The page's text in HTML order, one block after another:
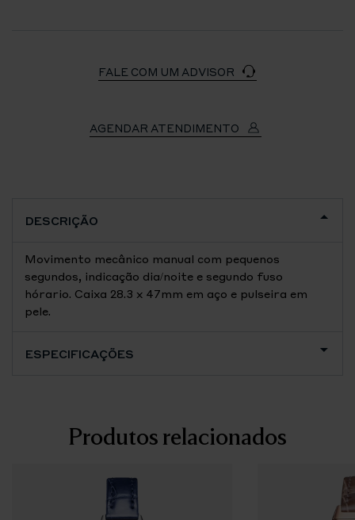
FALE COM UM ADVISOR
AGENDAR ATENDIMENTO
DESCRIÇÃO
Movimento mecânico manual com pequenos
segundos, indicação dia/noite e segundo fuso
hórario. Caixa 28.3 x 47mm em aço e pulseira em
pele.
ESPECIFICAÇÕES
Produtos relacionados